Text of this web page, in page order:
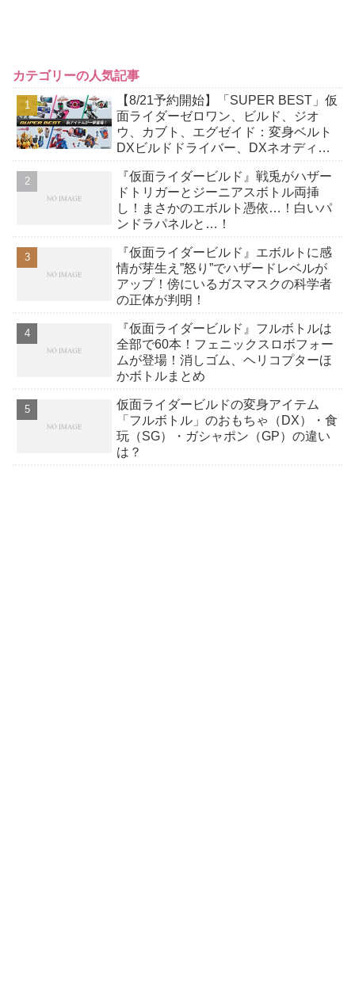
カテゴリーの人気記事
【8/21予約開始】「SUPER BEST」仮
面ライダーゼロワン、ビルド、ジオ
ウ、カブト、エグゼイド：変身ベルト
DXビルドドライバー、DXネオディケ
か12点！
『仮面ライダービルド』戦兎がハザー
ドトリガーとジーニアスボトル両挿
し！まさかのエボルト憑依…！白いパ
ンドラパネルと…！
『仮面ライダービルド』エボルトに感
情が芽生え”怒り”でハザードレベルが
アップ！傍にいるガスマスクの科学者
の正体が判明！
『仮面ライダービルド』フルボトルは
全部で60本！フェニックスロボフォー
ムが登場！消しゴム、ヘリコプターほ
かボトルまとめ
仮面ライダービルドの変身アイテム
「フルボトル」のおもちゃ（DX）・食
玩（SG）・ガシャポン（GP）の違い
は？